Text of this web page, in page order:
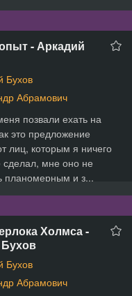
- Аркадий
Бухов
Абрамович
позвали ехать на
это предложение
лиц, которым я ничего
сделал, мне оно не
планомерным и з...
Холмса -
Бухов
Абрамович